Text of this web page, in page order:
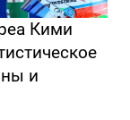
Кими
и